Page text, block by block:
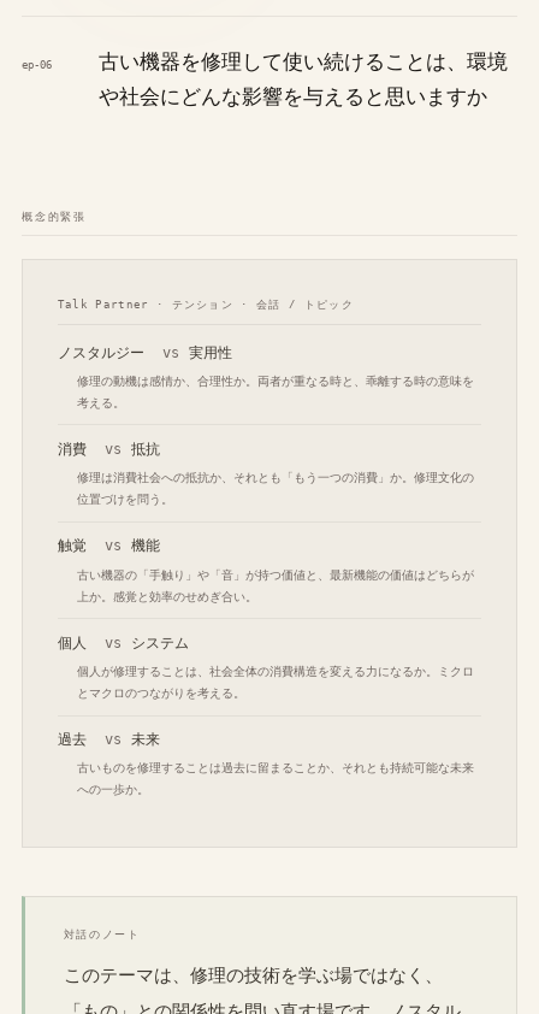
ep-06
古い機器を修理して使い続けることは、環境
や社会にどんな影響を与えると思いますか
概念的緊張
Talk Partner · テンション · 会話 / トピック
ノスタルジー vs 実用性
修理の動機は感情か、合理性か。両者が重なる時と、乖離する時の意味を
考える。
消費 vs 抵抗
修理は消費社会への抵抗か、それとも「もう一つの消費」か。修理文化の
位置づけを問う。
触覚 vs 機能
古い機器の「手触り」や「音」が持つ価値と、最新機能の価値はどちらが
上か。感覚と効率のせめぎ合い。
個人 vs システム
個人が修理することは、社会全体の消費構造を変える力になるか。ミクロ
とマクロのつながりを考える。
過去 vs 未来
古いものを修理することは過去に留まることか、それとも持続可能な未来
への一歩か。
対話のノート
このテーマは、修理の技術を学ぶ場ではなく、